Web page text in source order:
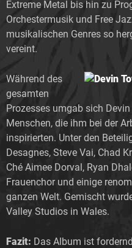
Extreme Metal bis hin zu
Orchestermusik und Free
musikalischen Genres so
vereint.
Während des
gesamten
Prozesses umgab sich
Menschen, die ihm bei der
inspirierten. Unter den
Desagnes, Steve Vai, Chad
Ché Aimee Dorval, Ryan
Frauenchor und einige
ganzen Welt. Gemischt
Valley Studios in Wales.
Fazit: Das Album ist